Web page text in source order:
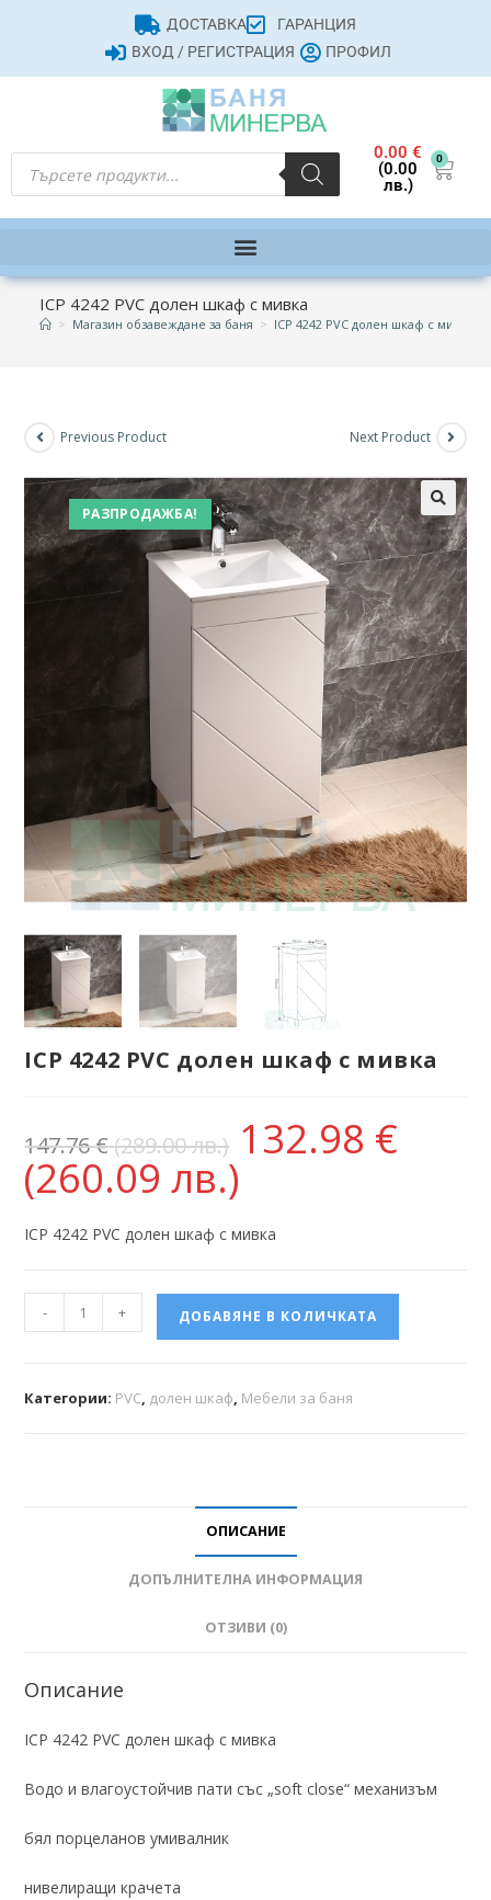
ДОСТАВКА
ГАРАНЦИЯ
ВХОД / РЕГИСТРАЦИЯ
ПРОФИЛ
0.00€
(0.00
лв.)
0
ICP 4242 PVC долен шкаф с мивка
> Магазин обзавеждане за баня > ICP 4242 PVC долен шкаф с мивка
РАЗПРОДАЖБА!
Previous Product Next Product
ICP 4242 PVC долен шкаф с мивка
147.76€(289.00 лв.) 132.98 €
(260.09 лв.)
ICP 4242 PVC долен шкаф с мивка
- + ДОБАВЯНЕ В КОЛИЧКАТА
Категории: PVC, долен шкаф, Мебели за баня
ОПИСАНИЕ
ДОПЪЛНИТЕЛНА ИНФОРМАЦИЯ
ОТЗИВИ (0)
Описание
ICP 4242 PVC долен шкаф с мивка
Водо и влагоустойчив пати със „soft close“ механизъм
бял порцеланов умивалник
нивелиращи крачета